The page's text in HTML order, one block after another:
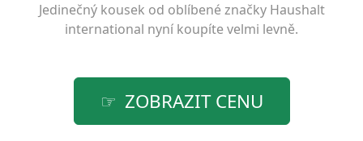
Jedinečný kousek od oblíbené značky Haushalt
international nyní koupíte velmi levně.
ZOBRAZIT CENU